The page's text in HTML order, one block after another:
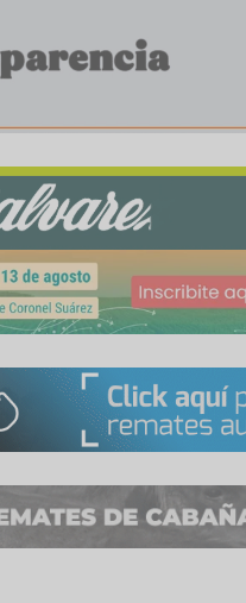
comercializados
S.A. y Seedar,
–para